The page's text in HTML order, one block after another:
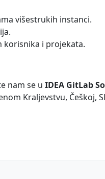
višestrukih instanci.
korisnika i projekata.
nam se u IDEA GitLab
Kraljevstvu, Češkoj,